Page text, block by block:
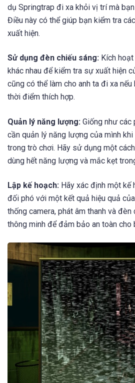
dụ Springtrap đi xa khỏi vị trí mà
Điều này có thể giúp bạn kiểm tra
xuất hiện.
Sử dụng đèn chiếu sáng: Kích
khác nhau để kiểm tra sự xuất hiện
cũng có thể làm cho anh ta đi xa
thời điểm thích hợp.
Quản lý năng lượng: Giống như các
cần quản lý năng lượng của mình
trong trò chơi. Hãy sử dụng một
dùng hết năng lượng và mắc kẹt
Lập kế hoạch: Hãy xác định một kế
đối phó với một kết quả hiệu quả
thống camera, phát âm thanh và
thông minh để đảm bảo an toàn cho